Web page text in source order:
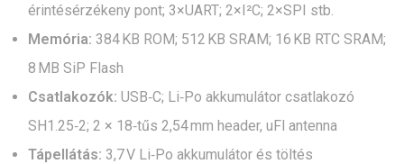
érintésérzékeny pont; 3×UART; 2×I²C; 2×SPI stb.
Memória: 384 KB ROM; 512 KB SRAM; 16 KB RTC SRAM;
8 MB SiP Flash
Csatlakozók: USB‑C; Li‑Po akkumulátor csatlakozó
SH1.25‑2; 2 × 18‑tűs 2,54 mm header, uFl antenna
Tápellátás: 3,7 V Li‑Po akkumulátor és töltés